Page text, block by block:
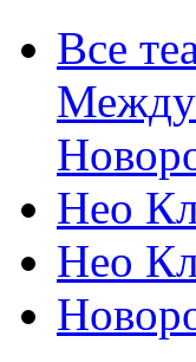
Все
Нео
Нео